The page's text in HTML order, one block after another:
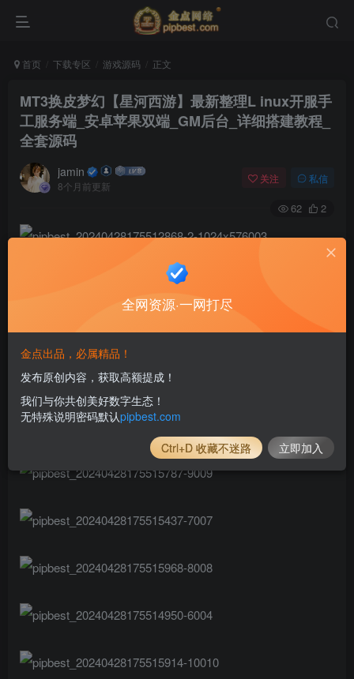
首页 下载专区 游戏源码 正文
MT3换皮梦幻【星河西游】最新整理L inux开服手
工服务端_安卓苹果双端_GM后台_详细搭建教程_
全套源码
jamin
8个月前更新
关注 私信
62 2
全网资源·一网打尽
金点出品，必属精品！
发布原创内容，获取高额提成！
我们与你共创美好数字生态！
无特殊说明密码默认pipbest.com
Ctrl+D 收藏不迷路 立即加入